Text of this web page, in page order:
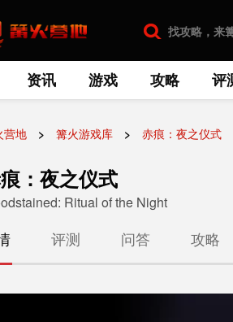
资讯 游戏 攻略 评
营地 篝火游戏库 赤痕：夜之仪式
：夜之仪式
Ritual of the Night
评测 问答 攻略